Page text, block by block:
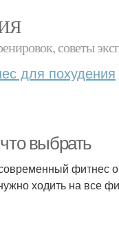
советы
для похудения
выбрать
фитнес
ходить на все